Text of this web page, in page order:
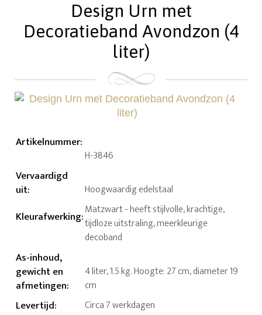
Design Urn met
Decoratieband Avondzon (4
liter)
Artikelnummer:
H-3846
Vervaardigd
uit: Hoogwaardig edelstaal
Kleurafwerking:Matzwart - heeft stijlvolle, krachtige,
tijdloze uitstraling, meerkleurige
decoband
As-inhoud,
gewicht en
afmetingen:
4 liter, 1.5 kg. Hoogte: 27 cm, diameter 19
cm
Levertijd: Circa 7 werkdagen